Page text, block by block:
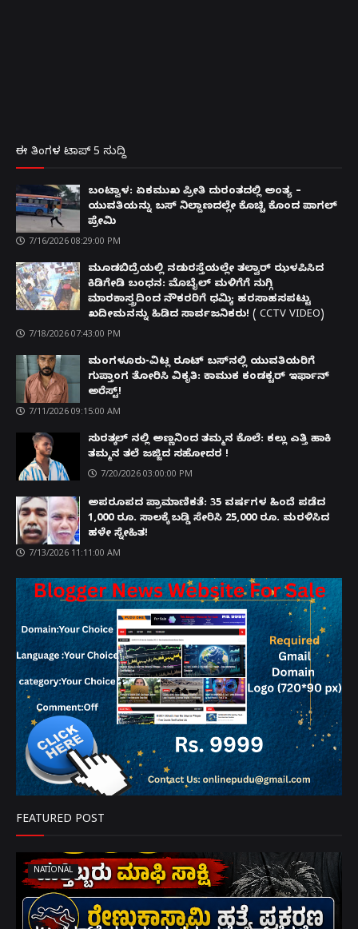
ಈ ತಿಂಗಳ ಟಾಪ್ 5 ಸುದ್ದಿ
ಬಂಟ್ವಾಳ: ಏಕಮುಖ ಪ್ರೀತಿ ದುರಂತದಲ್ಲಿ ಅಂತ್ಯ –
ಯುವತಿಯನ್ನು ಬಸ್ ನಿಲ್ದಾಣದಲ್ಲೇ ಕೊಚ್ಚಿ ಕೊಂದ ಪಾಗಲ್
ಪ್ರೇಮಿ
7/16/2026 08:29:00 PM
ಮೂಡಬಿದ್ರೆಯಲ್ಲಿ ನಡುರಸ್ತೆಯಲ್ಲೇ ತಲ್ವಾರ್ ಝಳಪಿಸಿದ
ಕಿಡಿಗೇಡಿ ಬಂಧನ: ಮೊಬೈಲ್ ಮಳಿಗೆಗೆ ನುಗ್ಗಿ
ಮಾರಕಾಸ್ತ್ರದಿಂದ ನೌಕರರಿಗೆ ಧಮ್ಕಿ; ಹರಸಾಹಸಪಟ್ಟು
ಖದೀಮನನ್ನು ಹಿಡಿದ ಸಾರ್ವಜನಿಕರು! ( CCTV VIDEO)
7/18/2026 07:43:00 PM
ಮಂಗಳೂರು-ವಿಟ್ಲ ರೂಟ್ ಬಸ್‌ನಲ್ಲಿ ಯುವತಿಯರಿಗೆ
ಗುಪ್ತಾಂಗ ತೋರಿಸಿ ವಿಕೃತಿ: ಕಾಮುಕ ಕಂಡಕ್ಟರ್ ಇರ್ಫಾನ್
ಅರೆಸ್ಟ್!
7/11/2026 09:15:00 AM
ಸುರತ್ಕಲ್ ನಲ್ಲಿ ಅಣ್ಣನಿಂದ ತಮ್ಮನ ಕೊಲೆ: ಕಲ್ಲು ಎತ್ತಿ ಹಾಕಿ
ತಮ್ಮನ ತಲೆ ಜಜ್ಜಿದ ಸಹೋದರ !
7/20/2026 03:00:00 PM
ಅಪರೂಪದ ಪ್ರಾಮಾಣಿಕತೆ: 35 ವರ್ಷಗಳ ಹಿಂದೆ ಪಡೆದ
1,000 ರೂ. ಸಾಲಕ್ಕೆ ಬಡ್ಡಿ ಸೇರಿಸಿ 25,000 ರೂ. ಮರಳಿಸಿದ
ಹಳೇ ಸ್ನೇಹಿತ!
7/13/2026 11:11:00 AM
FEATURED POST
NATIONAL